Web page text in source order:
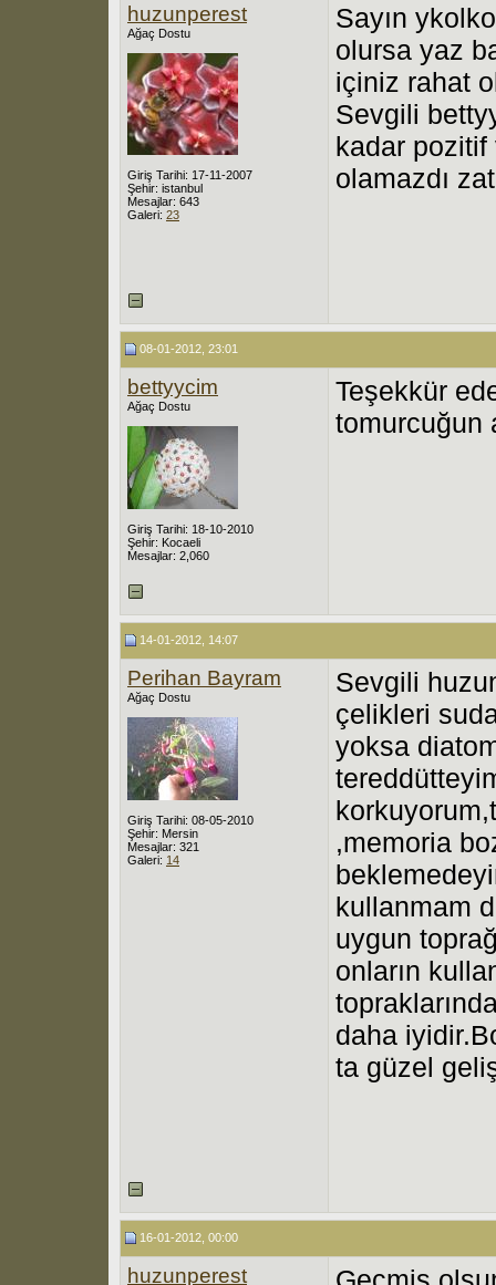
huzunperest
Ağaç Dostu
Giriş Tarihi: 17-11-2007
Şehir: istanbul
Mesajlar: 643
Galeri: 23
Sayın
olursa yaz
içiniz rahat
Sevgili
kadar pozitif
olamazdı
08-01-2012, 23:01
bettyycim
Ağaç Dostu
Giriş Tarihi: 18-10-2010
Şehir: Kocaeli
Mesajlar: 2,060
Teşekkür
tomurcuğun
14-01-2012, 14:07
Perihan Bayram
Ağaç Dostu
Giriş Tarihi: 08-05-2010
Şehir: Mersin
Mesajlar: 321
Galeri: 14
Sevgili
çelikleri
yoksa
,memoria
kullanmam
uygun
onların
daha
ta güzel
16-01-2012, 00:00
huzunperest